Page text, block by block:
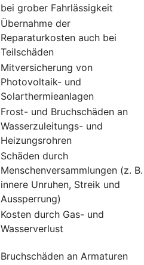
bei grober Fahrlässigkeit
Übernahme der
Reparaturkosten auch bei
Teilschäden
Mitversicherung von
Photovoltaik- und
Solarthermieanlagen
Frost- und Bruchschäden an
Wasserzuleitungs- und
Heizungsrohren
Schäden durch
Menschenversammlungen (z. B.
innere Unruhen, Streik und
Aussperrung)
Kosten durch Gas- und
Wasserverlust
Bruchschäden an Armaturen